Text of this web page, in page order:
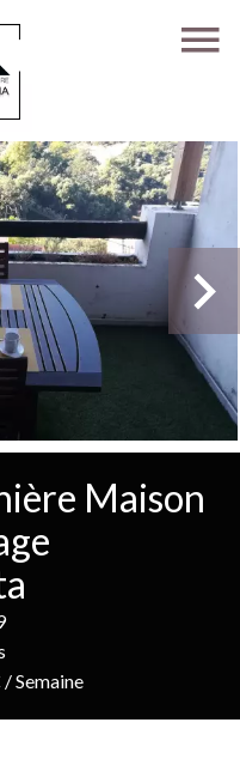
Maison
Semaine